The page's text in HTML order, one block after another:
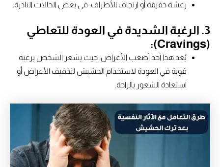
رعشة خفيفة أو ارتجاف الأطراف: في بعض الحالات النادرة.
3. الرغبة الشديدة في العودة للتعاطي
يُعد هذا أحد أصعب الأعراض، حيث يشعر الشخص برغبة
قوية في العودة لاستخدام الحشيش لتخفيف الأعراض أو
استعادة الشعور بالراحة.